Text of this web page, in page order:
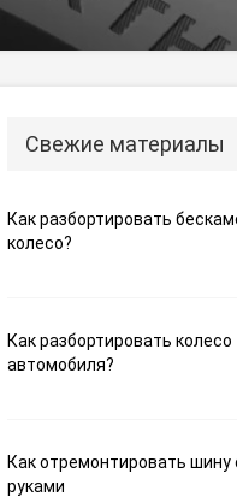
Свежие материалы
Как разбортировать
колесо?
Как разбортировать колесо
автомобиля?
Как отремонтировать шину
руками